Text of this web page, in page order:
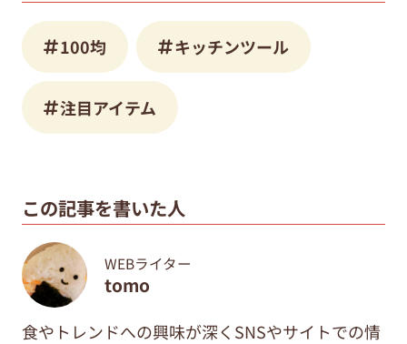
100均 キッチンツール
注目アイテム
この記事を書いた人
WEBライター
tomo
食やトレンドへの興味が深くSNSやサイトでの情